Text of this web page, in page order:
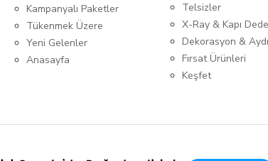
Kampanyalı Paketler
Tükenmek Üzere
Yeni Gelenler
Anasayfa
Telsizler
X-Ray & Kapı
Dekorasyon &
Fırsat Ürünleri
Keşfet